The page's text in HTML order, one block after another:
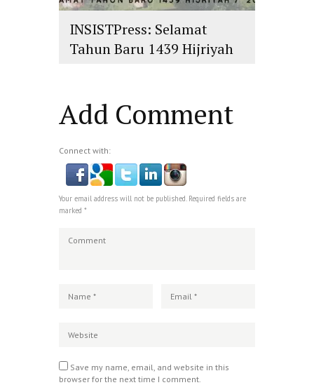
INSISTPress: Selamat
Tahun Baru 1439 Hijriyah
Add Comment
Connect with:
Your email address will not be published. Required fields are
marked *
Save my name, email, and website in this
browser for the next time I comment.